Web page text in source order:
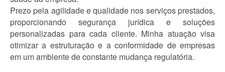
Prezo pela agilidade e qualidade nos serviços prestados,
proporcionando segurança jurídica e soluções
personalizadas para cada cliente. Minha atuação visa
otimizar a estruturação e a conformidade de empresas
em um ambiente de constante mudança regulatória.